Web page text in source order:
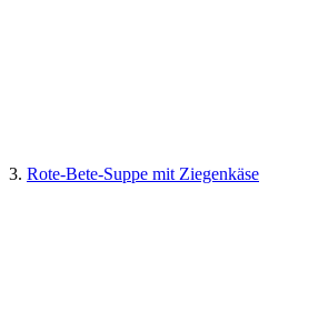
3. Rote-Bete-Suppe mit Ziegenkäse